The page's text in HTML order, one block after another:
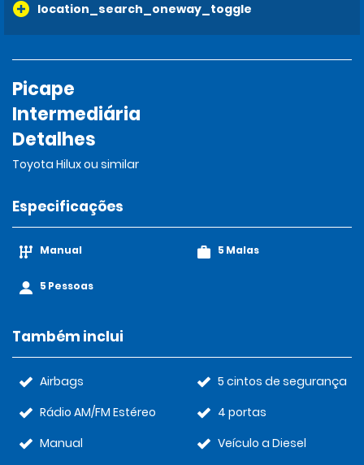
location_search_oneway_toggle
Picape
Intermediária
Detalhes
Toyota Hilux ou similar
Especificações
Manual
5 Pessoas
5 Malas
Também inclui
Airbags
Rádio AM/FM Estéreo
Manual
5 cintos de segurança
4 portas
Veículo a Diesel